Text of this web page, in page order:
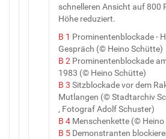
schnelleren Ansicht auf 800
Höhe reduziert.
B 1 Prominentenblockade -
Gespräch (© Heino Schütte)
B 2 Prominentenblockade
1983 (© Heino Schütte)
B 3 Sitzblockade vor dem
Mutlangen (© Stadtarchiv
, Fotograf Adolf Schuster)
B 4 Menschenkette (© Heino
B 5 Demonstranten